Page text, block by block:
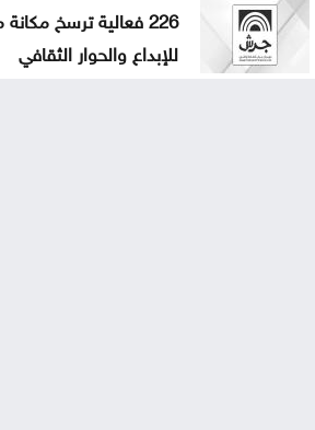
226 فعالية ترسخ
للإبداع والحوار الثقافي